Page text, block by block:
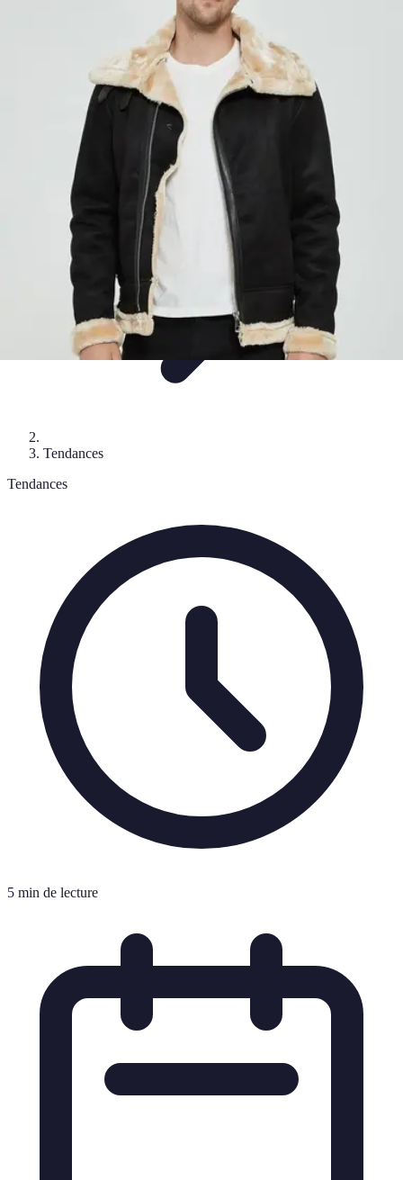
Conseils d'Achat Best of
Mode Bébé
Tendances
Tendances
5 min de lecture